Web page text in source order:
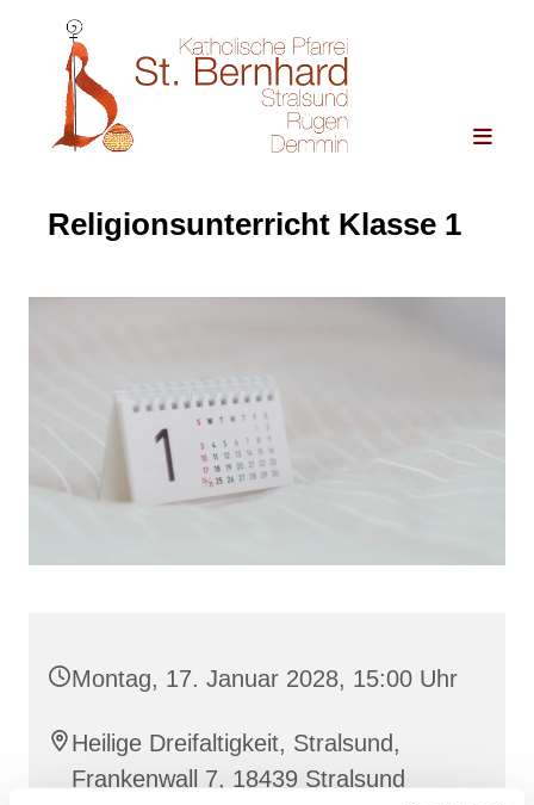
Religionsunterricht Klasse 1
Montag, 17. Januar 2028, 15:00 Uhr
Heilige Dreifaltigkeit, Stralsund,
Frankenwall 7, 18439 Stralsund